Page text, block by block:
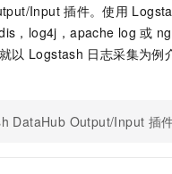
Input 插件。使用
，log4j，apache log 或
以 Logstash 日志采集为例
DataHub Output/Input 插